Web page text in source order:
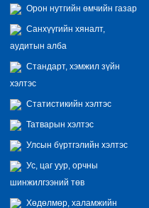
Орон нутгийн өмчийн газар
Санхүүгийн хяналт,
аудитын алба
Стандарт, хэмжил зүйн
хэлтэс
Статистикийн хэлтэс
Татварын хэлтэс
Улсын бүртгэлийн хэлтэс
Ус, цаг уур, орчны
шинжилгээний төв
Хөдөлмөр, халамжийн